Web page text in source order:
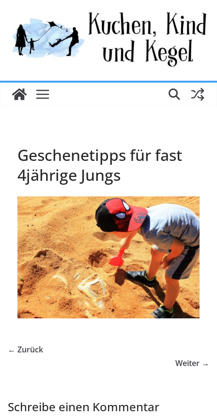
springen
Geschenetipps für fast
4jährige Jungs
← Zurück
Weiter →
Schreibe einen Kommentar